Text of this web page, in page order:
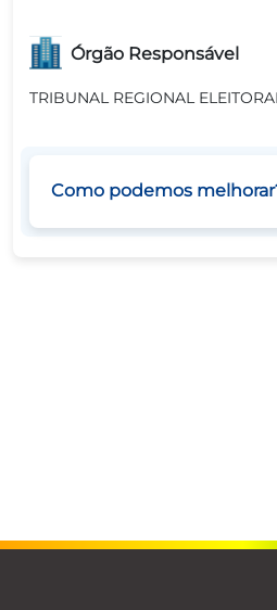
Órgão Responsável
TRIBUNAL REGIONAL
Como podemos